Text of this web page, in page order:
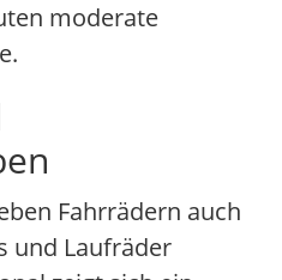
moderate
Fahrrädern auch
und Laufräder